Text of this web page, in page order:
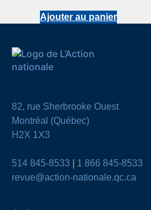
Ajouter au panier
82, rue Sherbrooke Ouest
Montréal (Québec)
H2X 1X3
514 845-8533
1 866 845-8533
revue@action-nationale.qc.ca